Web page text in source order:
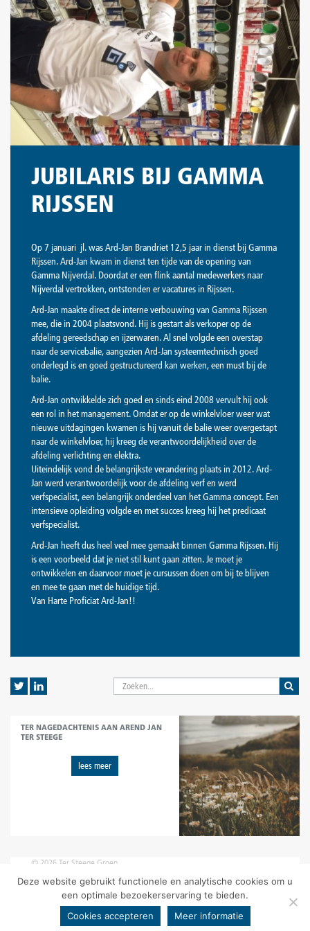
JUBILARIS BIJ GAMMA
RIJSSEN
​Op 7 januari jl. was Ard-Jan Brandriet 12,5 jaar in dienst bij Gamma
Rijssen. Ard-Jan kwam in dienst ten tijde van de opening van
Gamma Nijverdal. Doordat er een flink aantal medewerkers naar
Nijverdal vertrokken, ontstonden er vacatures in Rijssen.
Ard-Jan maakte direct de interne verbouwing van Gamma Rijssen
mee, die in 2004 plaatsvond. Hij is gestart als verkoper op de
afdeling gereedschap en ijzerwaren. Al snel volgde een overstap
naar de servicebalie, aangezien Ard-Jan systeemtechnisch goed
onderlegd is en goed gestructureerd kan werken, een must bij de
balie.
Ard-Jan ontwikkelde zich goed en sinds eind 2008 vervult hij ook
een rol in het management. Omdat er op de winkelvloer weer wat
nieuwe uitdagingen kwamen is hij vanuit de balie weer overgestapt
naar de winkelvloer, hij kreeg de verantwoordelijkheid over de
afdeling verlichting en elektra.
Uiteindelijk vond de belangrijkste verandering plaats in 2012. Ard-
Jan werd verantwoordelijk voor de afdeling verf en werd
verfspecialist, een belangrijk onderdeel van het Gamma concept. Een
intensieve opleiding volgde en met succes kreeg hij het predicaat
verfspecialist.
Ard-Jan heeft dus heel veel mee gemaakt binnen Gamma Rijssen. Hij
is een voorbeeld dat je niet stil kunt gaan zitten. Je moet je
ontwikkelen en daarvoor moet je cursussen doen om bij te blijven
en mee te gaan met de huidige tijd.
Van Harte Proficiat Ard-Jan!!
TER NAGEDACHTENIS AAN AREND JAN
TER STEEGE
lees meer
© 2026 Ter Steege Groep
disclaimer | voorwaarden | privacy statement
Deze website gebruikt functionele en analytische cookies om u
een optimale bezoekerservaring te bieden.
Cookies accepteren
Meer informatie